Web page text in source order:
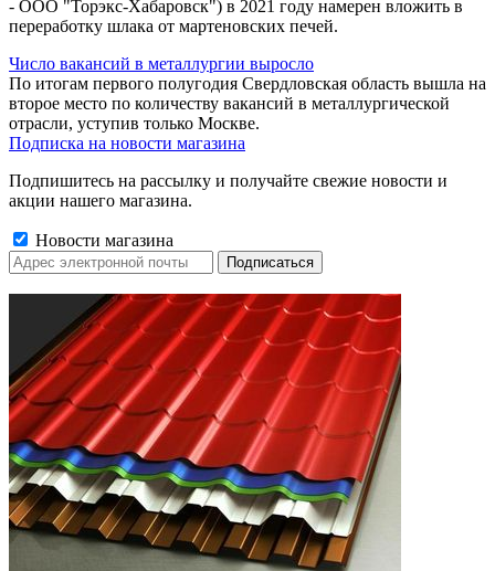
- ООО "Торэкс-Хабаровск") в 2021 году намерен вложить в
переработку шлака от мартеновских печей.
Число вакансий в металлургии выросло
По итогам первого полугодия Свердловская область вышла на
второе место по количеству вакансий в металлургической
отрасли, уступив только Москве.
Подписка на новости магазина
Подпишитесь на рассылку и получайте свежие новости и
акции нашего магазина.
Новости магазина